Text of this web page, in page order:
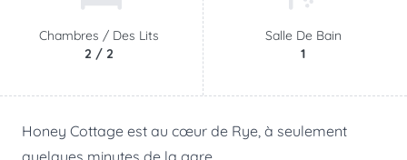
Chambres / Des Lits
2 / 2
Salle De Bain
1
Honey Cottage est au cœur de Rye, à seulement
quelques minutes de la gare